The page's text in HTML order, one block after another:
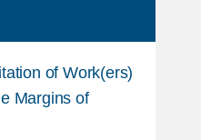
of Work(ers)
Margins of